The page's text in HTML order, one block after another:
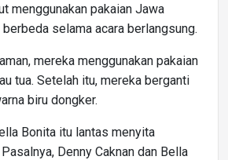
menggunakan pakaian Jawa
selama acara berlangsung.
mereka menggunakan pakaian
tua. Setelah itu, mereka berganti
biru dongker.
Bonita itu lantas menyita
Denny Caknan dan Bella